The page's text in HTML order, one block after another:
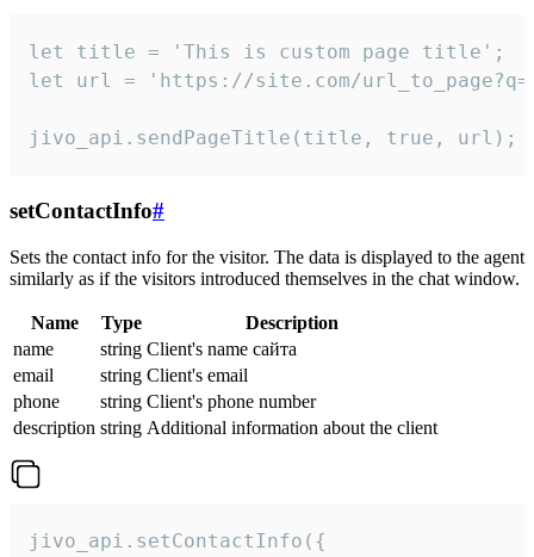
let title = 'This is custom page title';
let url = 'https://site.com/
jivo_api.sendPageTitle(title, true, url);
setContactInfo#
Sets the contact info for the visitor. The data is displayed to the agent
similarly as if the visitors introduced themselves in the chat window.
Name Type
Description
name
string Client's name сайта
email
string Client's email
phone
string Client's phone number
description string Additional information about the client
jivo_api.setContactInfo({